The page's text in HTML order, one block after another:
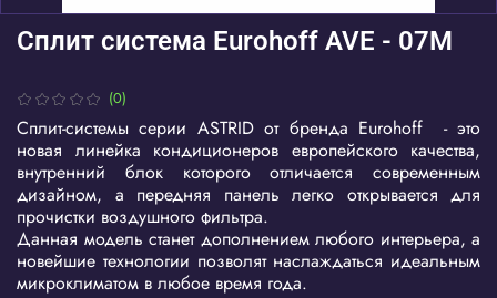
(0)
Сплит система Eurohoff AVE - 07M
Сплит-системы серии ASTRID от бренда Eurohoff - это
новая линейка кондиционеров европейского качества,
внутренний блок которого отличается современным
дизайном, а передняя панель легко открывается для
прочистки воздушного фильтра.
Данная модель станет дополнением любого интерьера, а
новейшие технологии позволят наслаждаться идеальным
микроклиматом в любое время года.